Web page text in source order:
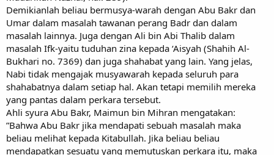
Demikianlah beliau bermusya-warah dengan Abu Bakr dan
Umar dalam masalah tawanan perang Badr dan dalam
masalah lainnya. Juga dengan Ali bin Abi Thalib dalam
masalah Ifk-yaitu tuduhan zina kepada ‘Aisyah (Shahih Al-
Bukhari no. 7369) dan juga shahabat yang lain. Yang jelas,
Nabi tidak mengajak musyawarah kepada seluruh para
shahabatnya dalam setiap hal. Akan tetapi memilih mereka
yang pantas dalam perkara tersebut.
Ahli syura Abu Bakr, Maimun bin Mihran mengatakan:
”Bahwa Abu Bakr jika mendapati sebuah masalah maka
beliau melihat kepada Kitabullah. Jika beliau beliau
mendapatkan sesuatu yang memutuskan perkara itu, maka